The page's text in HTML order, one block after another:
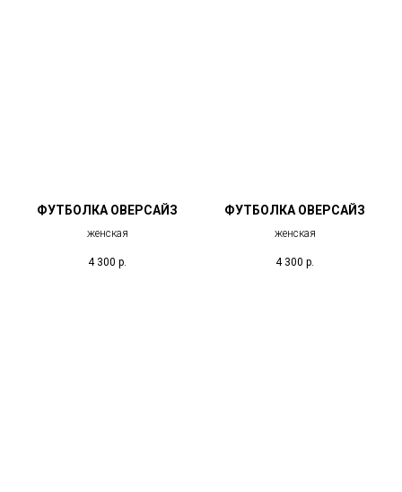
ФУТБОЛКА ОВЕРСАЙЗ
женская
4 300 р.
ФУТБОЛКА ОВЕРСАЙЗ
женская
4 300 р.